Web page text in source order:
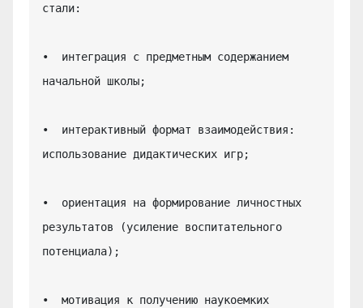
стали:
•  интеграция с предметным содержанием
начальной школы;
•  интерактивный формат взаимодействия:
использование дидактических игр;
•  ориентация на формирование личностных
результатов (усиление воспитательного
потенциала);
•  мотивация к получению наукоемких